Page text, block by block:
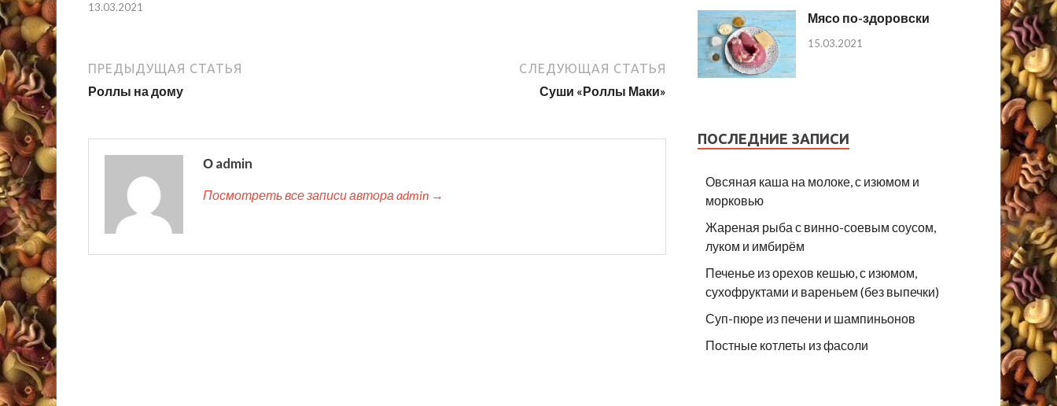
13.03.2021
ПРЕДЫДУЩАЯ СТАТЬЯ
Роллы на дому
СЛЕДУЮЩАЯ СТАТЬЯ
Суши «Роллы Маки»
О admin
Посмотреть все записи автора admin →
Мясо по-здоровски
15.03.2021
ПОСЛЕДНИЕ ЗАПИСИ
Овсяная каша на молоке, с изюмом и
морковью
Жареная рыба с винно-соевым соусом,
луком и имбирём
Печенье из орехов кешью, с изюмом,
сухофруктами и вареньем (без выпечки)
Суп-пюре из печени и шампиньонов
Постные котлеты из фасоли